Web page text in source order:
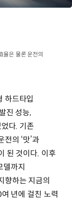
율은 물론 운전의
하드타입
진 성능,
다. 기존
의 ‘맛’과
된 것이다. 이후
까지
향하는 지금의
년에 걸친 노력